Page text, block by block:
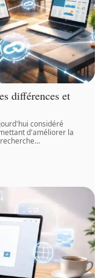
différences et
considéré
d'améliorer la
…